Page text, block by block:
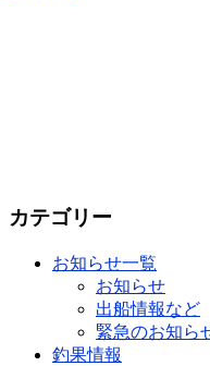
カテゴリー
お知らせ一覧
お知らせ
出船情報など
緊急のお知ら
釣果情報